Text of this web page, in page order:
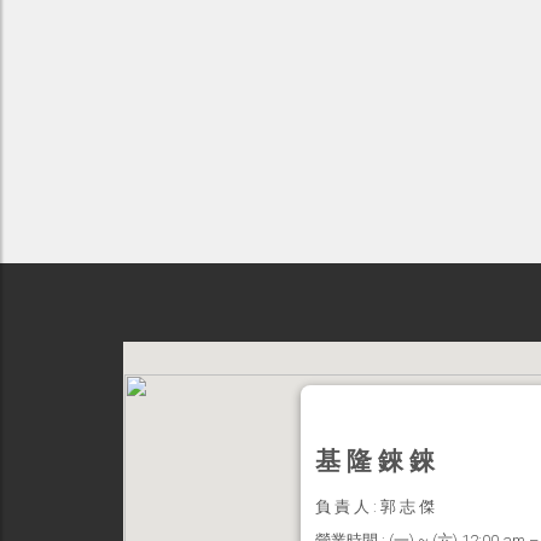
基 隆 錸 錸
負 責 人 : 郭 志 傑